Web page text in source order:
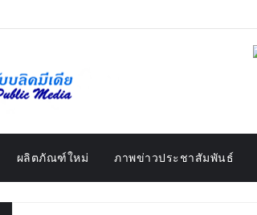
ผลิตภัณฑ์ใหม่ ภาพข่าวประชาสัมพันธ์